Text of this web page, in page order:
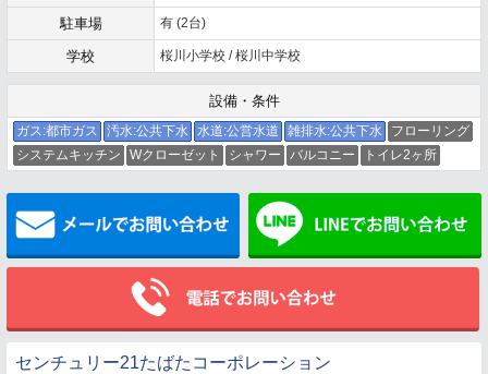
駐車場 有 (2台)
学校 桜川小学校 / 桜川中学校
設備・条件
ガス:都市ガス 汚水:公共下水 水道:公営水道 雑排水:公共下水
フローリング
システムキッチン
Wクローゼット シャワー バルコニー トイレ2ヶ所
メールでお問い合わせ
センチュリー21たばたコーポレーション